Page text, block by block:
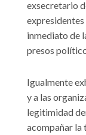
exsecretario
expresidentes
inmediato de
presos
Igualmente
y a las
legitimidad
acompañar la